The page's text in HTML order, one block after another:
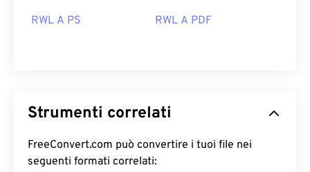
RWL A PS RWL A PDF
Strumenti correlati
FreeConvert.com può convertire i tuoi file nei
seguenti formati correlati: